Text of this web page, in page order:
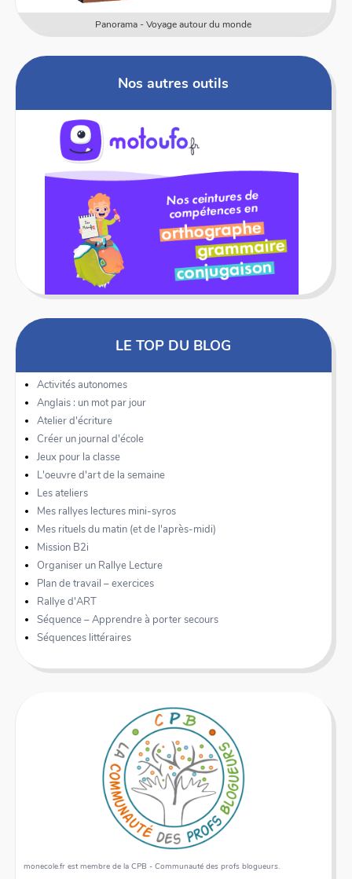
Panorama - Voyage autour du monde
Nos autres outils
LE TOP DU BLOG
Activités autonomes
Anglais : un mot par jour
Atelier d'écriture
Créer un journal d'école
Jeux pour la classe
L'oeuvre d'art de la semaine
Les ateliers
Mes rallyes lectures mini-syros
Mes rituels du matin (et de l'après-midi)
Mission B2i
Organiser un Rallye Lecture
Plan de travail – exercices
Rallye d'ART
Séquence – Apprendre à porter secours
Séquences littéraires
monecole.fr est membre de la CPB - Communauté des profs blogueurs.